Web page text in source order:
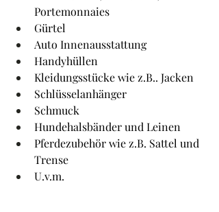
Portemonnaies
Gürtel
Auto Innenausstattung
Handyhüllen
Kleidungsstücke wie z.B.. Jacken
Schlüsselanhänger
Schmuck
Hundehalsbänder und Leinen
Pferdezubehör wie z.B. Sattel und
Trense
U.v.m.